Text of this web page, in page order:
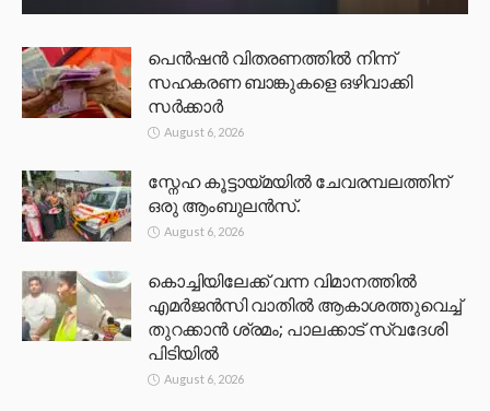
പെൻഷൻ വിതരണത്തിൽ നിന്ന്
സഹകരണ ബാങ്കുകളെ ഒഴിവാക്കി
സർക്കാർ
August 6, 2026
സ്നേഹ കൂട്ടായ്മയിൽ ചേവരമ്പലത്തിന്
ഒരു ആംബുലൻസ്.
August 6, 2026
കൊച്ചിയിലേക്ക് വന്ന വിമാനത്തിൽ
എമർജൻസി വാതിൽ ആകാശത്തുവെച്ച്
തുറക്കാൻ ശ്രമം; പാലക്കാട് സ്വദേശി
പിടിയിൽ
August 6, 2026